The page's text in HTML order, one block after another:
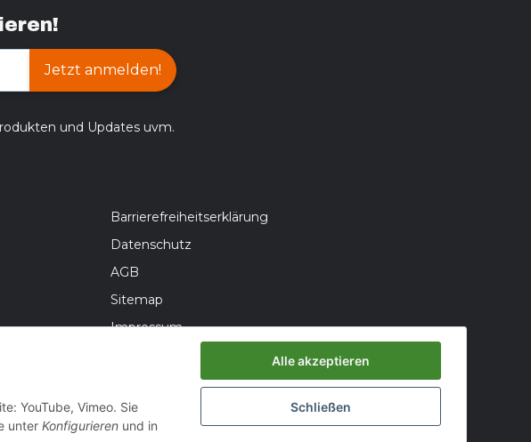
Jetzt anmelden!
und Updates uvm.
Barrierefreiheitserklärung
Datenschutz
AGB
Sitemap
Impressum
Widerrufsrecht
YouTube, Vimeo. Sie
unter Konfigurieren und in
Alle akzeptieren
Schließen